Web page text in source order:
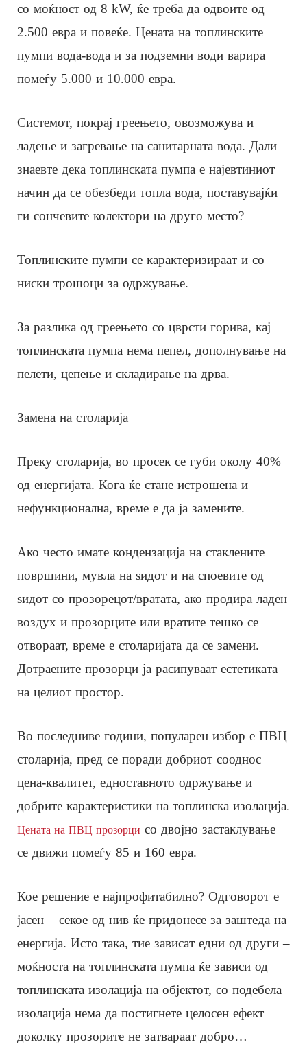
со моќност од 8 kW, ќе треба да одвоите од
2.500 евра и повеќе. Цената на топлинските
пумпи вода-вода и за подземни води варира
помеѓу 5.000 и 10.000 евра.
Системот, покрај греењето, овозможува и
ладење и загревање на санитарната вода. Дали
знаевте дека топлинската пумпа е најевтиниот
начин да се обезбеди топла вода, поставувајќи
ги сончевите колектори на друго место?
Топлинските пумпи се карактеризираат и со
ниски трошоци за одржување.
За разлика од греењето со цврсти горива, кај
топлинската пумпа нема пепел, дополнување на
пелети, цепење и складирање на дрва.
Замена на столарија
Преку столарија, во просек се губи околу 40%
од енергијата. Кога ќе стане истрошена и
нефункционална, време е да ја замените.
Ако често имате кондензација на стаклените
површини, мувла на ѕидот и на споевите од
ѕидот со прозорецот/вратата, ако продира ладен
воздух и прозорците или вратите тешко се
отвораат, време е столаријата да се замени.
Дотраените прозорци ја расипуваат естетиката
на целиот простор.
Во последниве години, популарен избор е ПВЦ
столарија, пред се поради добриот сооднос
цена-квалитет, едноставното одржување и
добрите карактеристики на топлинска изолација.
Цената на ПВЦ прозорци со двојно застаклување
се движи помеѓу 85 и 160 евра.
Кое решение е најпрофитабилно? Одговорот е
јасен – секое од нив ќе придонесе за заштеда на
енергија. Исто така, тие зависат едни од други –
моќноста на топлинската пумпа ќе зависи од
топлинската изолација на објектот, со подебела
изолација нема да постигнете целосен ефект
доколку прозорите не затвараат добро…